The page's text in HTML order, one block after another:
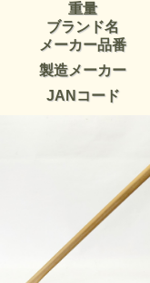
重量
ブランド名
メーカー品番
製造メーカー
JANコード